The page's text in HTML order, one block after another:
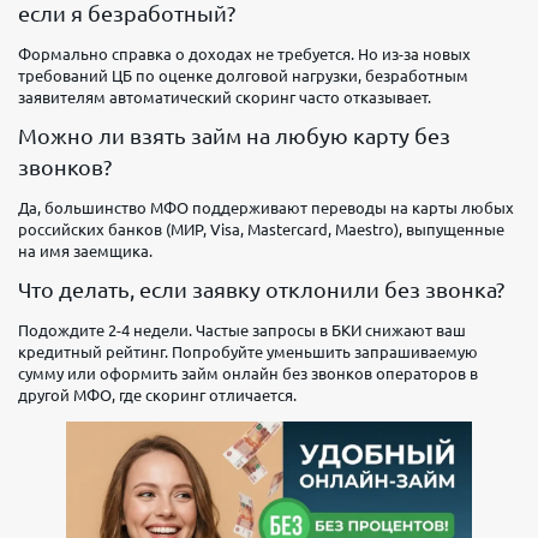
если я безработный?
Формально справка о доходах не требуется. Но из-за новых
требований ЦБ по оценке долговой нагрузки, безработным
заявителям автоматический скоринг часто отказывает.
Можно ли взять займ на любую карту без
звонков?
Да, большинство МФО поддерживают переводы на карты любых
российских банков (МИР, Visa, Mastercard, Maestro), выпущенные
на имя заемщика.
Что делать, если заявку отклонили без звонка?
Подождите 2-4 недели. Частые запросы в БКИ снижают ваш
кредитный рейтинг. Попробуйте уменьшить запрашиваемую
сумму или оформить займ онлайн без звонков операторов в
другой МФО, где скоринг отличается.